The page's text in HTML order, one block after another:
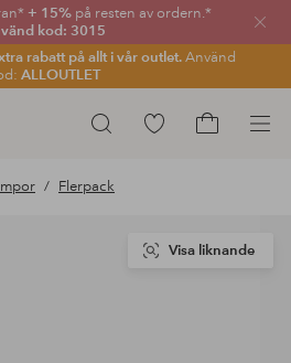
+ 15% på resten av ordern.*
kod: 3015
rabatt på allt i vår outlet.Använd
ALLOUTLET
Sök
Gå
Flerpack
Visa liknande